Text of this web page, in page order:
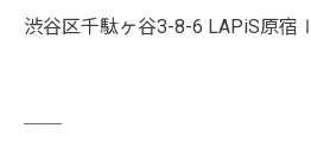
渋谷区千駄ヶ谷3-8-6 LAPiS原宿